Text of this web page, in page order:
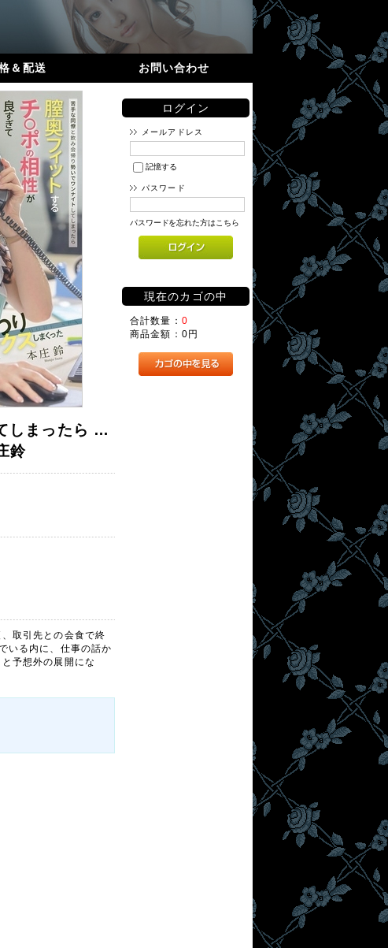
＆配送 お問い合わせ
しまったら …
鈴
取引先との会食で終
いる内に、仕事の話か
予想外の展開にな
ログイン
メールアドレス
記憶する
パスワード
パスワードを忘れた方はこちら
現在のカゴの中
合計数量： 0
商品金額： 0円